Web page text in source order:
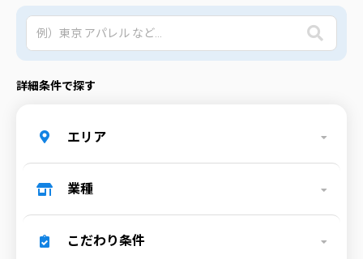
詳細条件で探す
エリア
業種
こだわり条件